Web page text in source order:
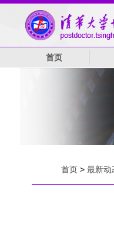
首页
首页> 最新动